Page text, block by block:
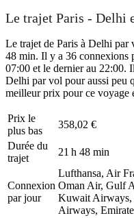
Le trajet Paris - Delhi
Le trajet de Paris à Delhi par
48 min. Il y a 36 connexions
07:00 et le dernier au 22:00.
Delhi par vol pour aussi peu
meilleur prix pour ce voyage
Prix ​​le
plus bas
358,02 €
Durée du
trajet
21 h 48 min
Connexion
par jour
Lufthansa, Air
Oman Air, Gulf
Kuwait
Airways,